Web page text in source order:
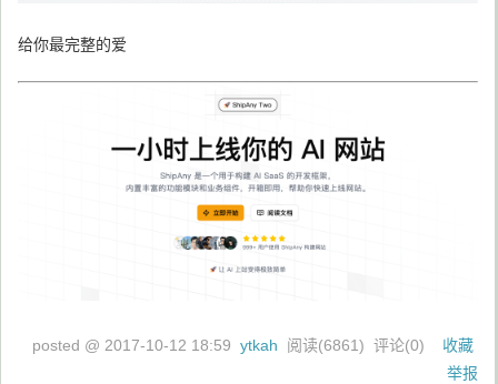
给你最完整的爱
posted @ 2017-10-12 18:59 ytkah 阅读(6861) 评论(0) 收藏
举报